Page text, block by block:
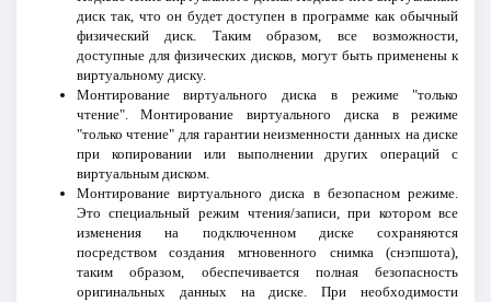
диск так, что он будет доступен в программе как обычный
физический диск. Таким образом, все возможности,
доступные для физических дисков, могут быть применены к
виртуальному диску.
Монтирование виртуального диска в режиме "только
чтение". Монтирование виртуального диска в режиме
"только чтение" для гарантии неизменности данных на диске
при копировании или выполнении других операций с
виртуальным диском.
Монтирование виртуального диска в безопасном режиме.
Это специальный режим чтения/записи, при котором все
изменения на подключенном диске сохраняются
посредством создания мгновенного снимка (снэпшота),
таким образом, обеспечивается полная безопасность
оригинальных данных на диске. При необходимости